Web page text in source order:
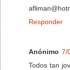
Responder
Anónimo 7/
Todos tan